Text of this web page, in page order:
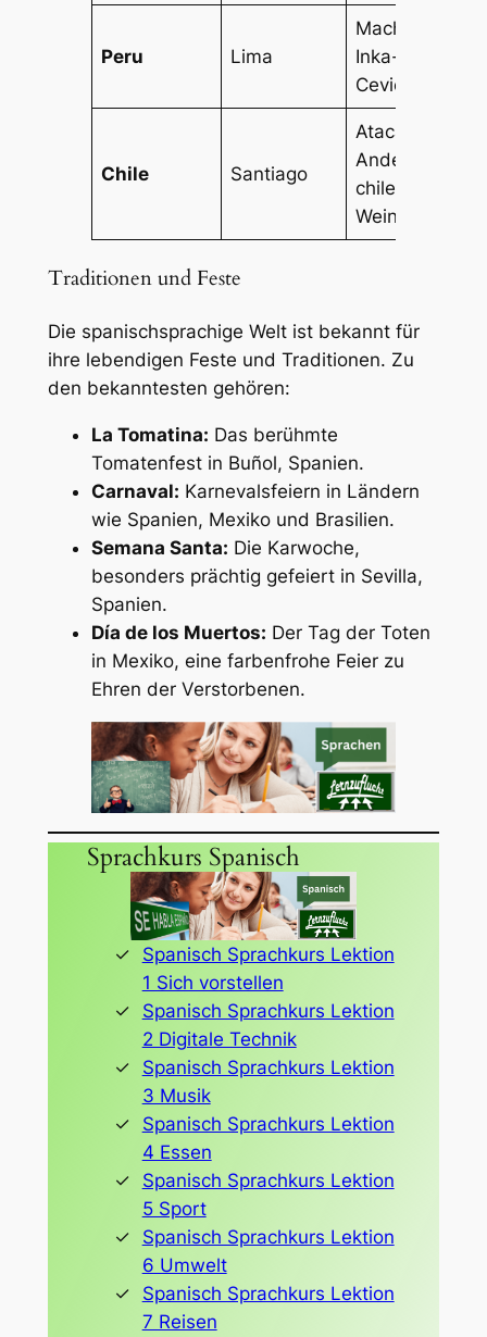
Peru Lima
Machu Picchu,
Inka-Kultur,
Ceviche
Chile Santiago
Atacama-
Anden,
chilenischer
Wein
Traditionen und Feste
Die spanischsprachige Welt ist bekannt für
ihre lebendigen Feste und Traditionen. Zu
den bekanntesten gehören:
La Tomatina: Das berühmte
Tomatenfest in Buñol, Spanien.
Carnaval: Karnevalsfeiern in Ländern
wie Spanien, Mexiko und Brasilien.
Semana Santa: Die Karwoche,
besonders prächtig gefeiert in Sevilla,
Spanien.
Día de los Muertos: Der Tag der Toten
in Mexiko, eine farbenfrohe Feier zu
Ehren der Verstorbenen.
Sprachkurs Spanisch
Spanisch Sprachkurs Lektion
1 Sich vorstellen
Spanisch Sprachkurs Lektion
2 Digitale Technik
Spanisch Sprachkurs Lektion
3 Musik
Spanisch Sprachkurs Lektion
4 Essen
Spanisch Sprachkurs Lektion
5 Sport
Spanisch Sprachkurs Lektion
6 Umwelt
Spanisch Sprachkurs Lektion
7 Reisen